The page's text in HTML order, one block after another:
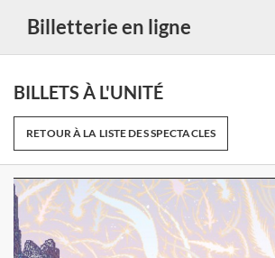
Billetterie en ligne
BILLETS À L'UNITÉ
RETOUR À LA LISTE DES SPECTACLES